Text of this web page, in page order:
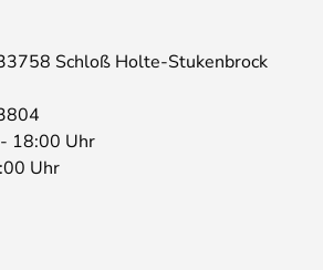
Schloß Holte-Stukenbrock
18:00 Uhr
Uhr